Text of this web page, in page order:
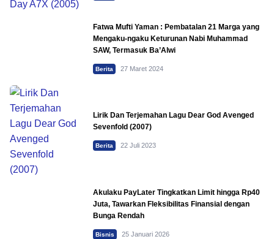
Fatwa Mufti Yaman : Pembatalan 21 Marga yang
Mengaku-ngaku Keturunan Nabi Muhammad
SAW, Termasuk Ba’Alwi
Berita 27 Maret 2024
Lirik Dan Terjemahan Lagu Dear God Avenged
Sevenfold (2007)
Berita 22 Juli 2023
Akulaku PayLater Tingkatkan Limit hingga Rp40
Juta, Tawarkan Fleksibilitas Finansial dengan
Bunga Rendah
Bisnis 25 Januari 2026